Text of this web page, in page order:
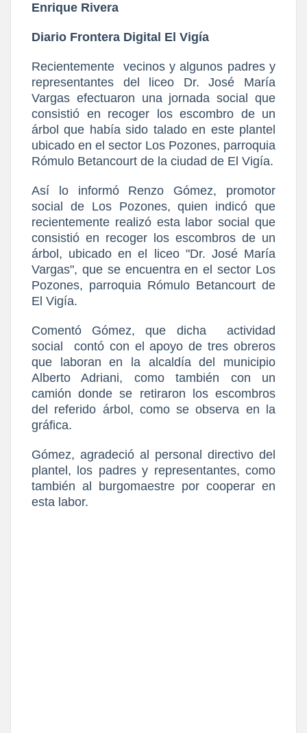
Enrique Rivera
Diario Frontera Digital El Vigía
Recientemente
vecinos y algunos padres y
representantes del liceo Dr. José María
Vargas efectuaron una jornada social que
consistió en recoger los escombro de un
árbol que había sido talado en este plantel
ubicado en el sector Los Pozones, parroquia
Rómulo Betancourt de la ciudad de El Vigía.
Así lo informó Renzo Gómez, promotor
social de Los Pozones, quien indicó que
recientemente realizó esta labor social que
consistió en recoger los escombros de un
árbol, ubicado en el liceo "Dr. José María
Vargas", que se encuentra en el sector Los
Pozones, parroquia Rómulo Betancourt de
El Vigía.
Comentó Gómez, que dicha
actividad
social
contó con el apoyo de tres obreros
que laboran en la alcaldía del municipio
Alberto Adriani, como también con un
camión donde se retiraron los escombros
del referido árbol, como se observa en la
gráfica.
Gómez, agradeció al personal directivo del
plantel, los padres y representantes, como
también al burgomaestre por cooperar en
esta labor.